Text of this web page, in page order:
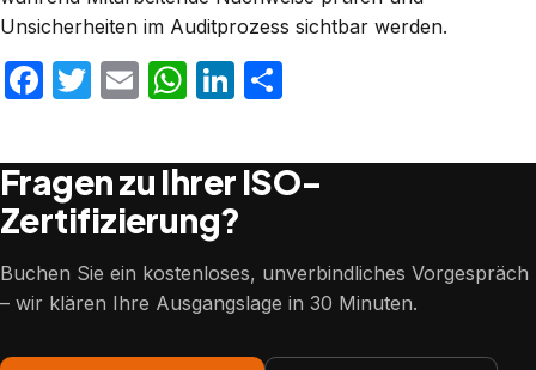
Unsicherheiten im Auditprozess sichtbar werden.
Facebook
Twitter
EmailWhatsApp
LinkedIn
Fragen zu Ihrer ISO-
Zertifizierung?
Buchen Sie ein kostenloses, unverbindliches Vorgespräch
– wir klären Ihre Ausgangslage in 30 Minuten.